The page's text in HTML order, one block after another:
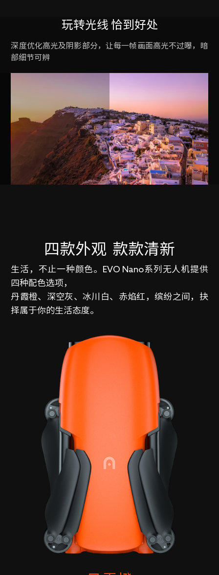
玩转光线 恰到好处
深度优化高光及阴影部分，让每一帧画面高光不过曝，暗
部细节可辨
四款外观 款款清新
生活，不止一种颜色。EVO Nano系列无人机提供
四种配色选项，
丹霞橙、深空灰、冰川白、赤焰红，缤纷之间，抉
择属于你的生活态度。